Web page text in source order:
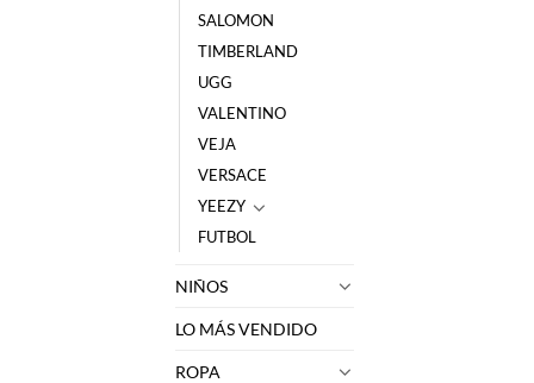
SALOMON
TIMBERLAND
UGG
VALENTINO
VEJA
VERSACE
YEEZY
FUTBOL
NIÑOS
LO MÁS VENDIDO
ROPA